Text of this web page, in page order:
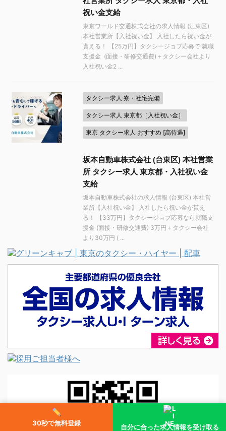
祝い金支給
東京ワールド交通株式会社の求人情報 (江東区)
本社営業所【入社祝い金】 入社したら祝い金が
貰える！ 【25万円】タクシージョブ応募で 就職
支援金 (面接・研修交通費)＋タクシー会社より
入社祝い金2 ...
タクシー求人 寮・社宅完備
タクシー求人 東京都［入社祝い金］
東京 タクシー求人 おすすめ [高待遇]
坂本自動車株式会社 (台東区) 本社営業
所 タクシー求人 東京都・入社祝い金
支給
坂本自動車株式会社の求人情報 (台東区) 本社営
業所【入社祝い金】 入社したら祝い金が貰え
る！ 【33万円】タクシージョブ応募なら就職支
援金 (面接・研修交通費) 3万円＋タクシー会社
より30万円 ( ...
30秒で無料登録
自分に合った求人情報を受け取る